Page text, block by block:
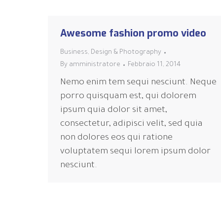
Awesome fashion promo video
Business, Design & Photography
By amministratore Febbraio 11, 2014
Nemo enim tem sequi nesciunt. Neque
porro quisquam est, qui dolorem
ipsum quia dolor sit amet,
consectetur, adipisci velit, sed quia
non dolores eos qui ratione
voluptatem sequi lorem ipsum dolor
nesciunt.